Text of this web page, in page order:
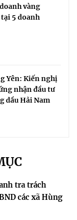
vàng
5 doanh
Yên: Kiến nghị
nhận đầu tư
dầu Hải Nam
tra trách
các xã Hùng